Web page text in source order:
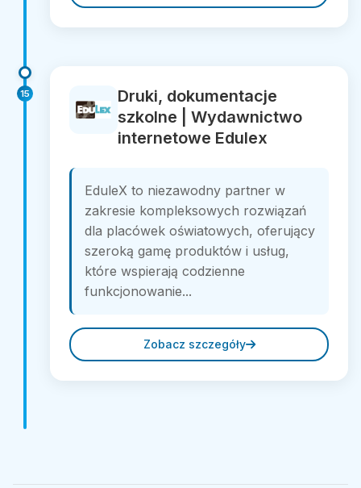
15
Druki, dokumentacje
szkolne | Wydawnictwo
internetowe Edulex
EduleX to niezawodny partner w
zakresie kompleksowych rozwiązań
dla placówek oświatowych, oferujący
szeroką gamę produktów i usług,
które wspierają codzienne
funkcjonowanie...
Zobacz szczegóły